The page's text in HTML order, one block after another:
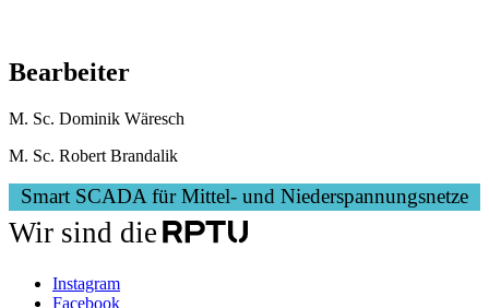
Bearbeiter
M. Sc. Dominik Wäresch
M. Sc. Robert Brandalik
Smart SCADA für Mittel- und Niederspannungsnetze
Wir sind die
Instagram
Facebook